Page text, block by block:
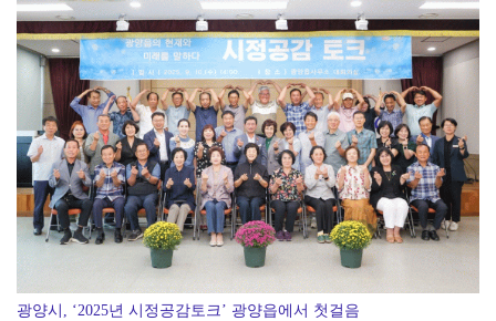
서삼석 국회 농해수위원장, 영암 가뭄 현장 점검
TYM 동양 국제 무안신안광역딜러점 박병배 대표, 신안…
광양시, ‘2025년 시정공감토크’ 광양읍에서 첫걸음